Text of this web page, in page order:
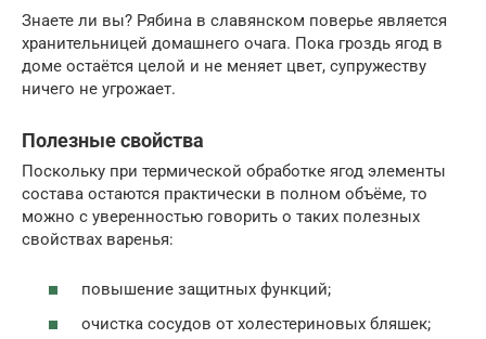
Знаете ли вы? Рябина в славянском поверье является
хранительницей домашнего очага. Пока гроздь ягод в
доме остаётся целой и не меняет цвет, супружеству
ничего не угрожает.
Полезные свойства
Поскольку при термической обработке ягод элементы
состава остаются практически в полном объёме, то
можно с уверенностью говорить о таких полезных
свойствах варенья:
повышение защитных функций;
очистка сосудов от холестериновых бляшек;